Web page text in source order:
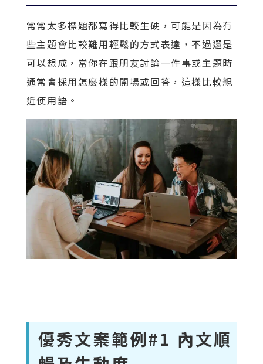
常常太多標題都寫得比較生硬，可能是因為有
些主題會比較難用輕鬆的方式表達，不過還是
可以想成，當你在跟朋友討論一件事或主題時
通常會採用怎麼樣的開場或回答，這樣比較親
近使用語。
優秀文案範例#1 內文順